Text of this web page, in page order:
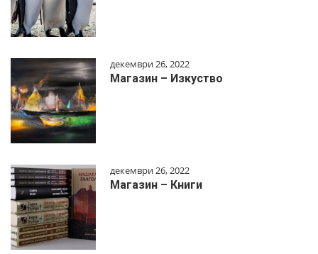
декември 26, 2022
Магазин – Изкуство
декември 26, 2022
Магазин – Книги